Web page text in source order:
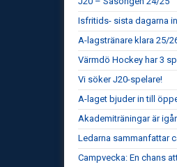
Isfritids- sista dagarna
A-lagstränare klara 25/
Värmdö Hockey har 3
Vi söker J20-spelare!
A-laget bjuder in till
Akademiträningar är
Ledarna sammanfattar
Campvecka: En chans